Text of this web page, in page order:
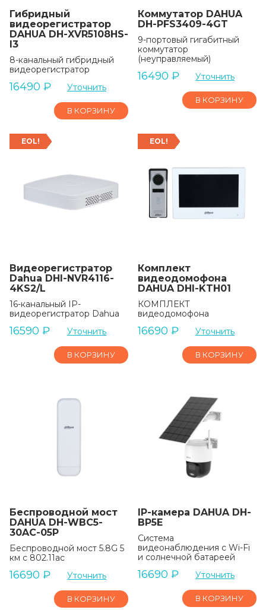
Гибридный
видеорегистратор
DAHUA DH-XVR5108HS-
I3
8-канальный гибридный
видеорегистратор
16490 ₽ Уточнить
В КОРЗИНУ
Коммутатор DAHUA
DH-PFS3409-4GT
9-портовый гигабитный
коммутатор
(неуправляемый)
16490 ₽ Уточнить
В КОРЗИНУ
EOL!
Видеорегистратор
Dahua DHI-NVR4116-
4KS2/L
16-канальный IP-
видеорегистратор Dahua
16590 ₽ Уточнить
В КОРЗИНУ
EOL!
Комплект
видеодомофона
DAHUA DHI-KTH01
КОМПЛЕКТ
видеодомофона
16690 ₽ Уточнить
В КОРЗИНУ
Беспроводной мост
DAHUA DH-WBC5-
30AC-05P
Беспроводной мост 5.8G 5
км с 802.11ac
16690 ₽ Уточнить
В КОРЗИНУ
IP-камера DAHUA DH-
BP5E
Система
видеонаблюдения с Wi-Fi
и солнечной батареей
16690 ₽ Уточнить
В КОРЗИНУ